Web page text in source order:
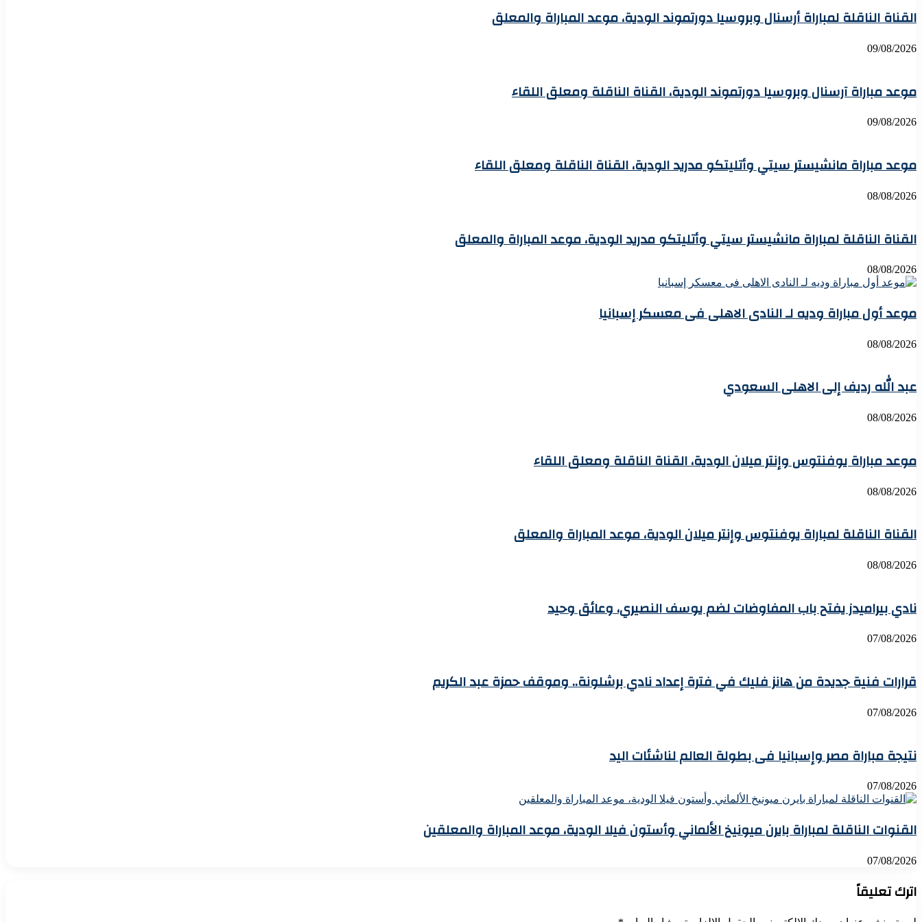
القناة الناقلة لمباراة أرسنال وبروسيا دورتموند الودية، موعد المباراة والمعلق
09/08/2026
موعد مباراة آرسنال وبروسيا دورتموند الودية، القناة الناقلة ومعلق اللقاء
09/08/2026
موعد مباراة مانشيستر سيتي وأتليتكو مدريد الودية، القناة الناقلة ومعلق اللقاء
08/08/2026
القناة الناقلة لمباراة مانشيستر سيتي وأتليتكو مدريد الودية، موعد المباراة والمعلق
08/08/2026
موعد أول مباراة وديه لـ النادى الاهلى فى معسكر إسبانيا
08/08/2026
عبد الله رديف إلى الاهلى السعودي
08/08/2026
موعد مباراة يوفنتوس وإنتر ميلان الودية، القناة الناقلة ومعلق اللقاء
08/08/2026
القناة الناقلة لمباراة يوفنتوس وإنتر ميلان الودية، موعد المباراة والمعلق
08/08/2026
نادي بيراميدز يفتح باب المفاوضات لضم يوسف النصيري، وعائق وحيد
07/08/2026
قرارات فنية جديدة من هانز فليك في فترة إعداد نادي برشلونة.. وموقف حمزة عبد الكريم
07/08/2026
نتيجة مباراة مصر وإسبانيا فى بطولة العالم لناشئات اليد
07/08/2026
القنوات الناقلة لمباراة بايرن ميونيخ الألماني وأستون فيلا الودية، موعد المباراة والمعلقين
07/08/2026
اترك تعليقاً